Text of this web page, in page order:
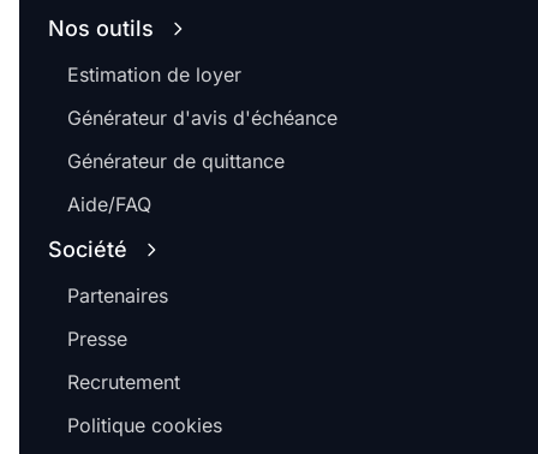
Nos outils
Estimation de loyer
Générateur d'avis d'échéance
Générateur de quittance
Aide/FAQ
Société
Partenaires
Presse
Recrutement
Politique cookies